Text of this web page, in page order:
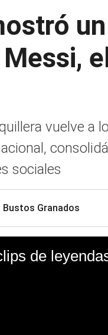
vuelve a
sociales
Bustos Granados
de